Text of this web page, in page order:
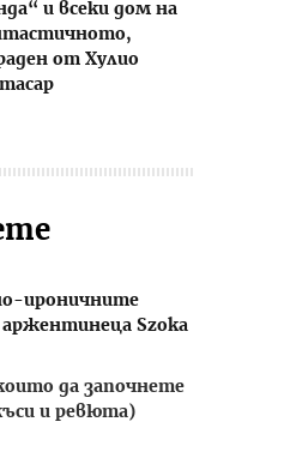
и всеки дом на
от Хулио
ироничните
Szoka
да започнете
и ревюта)